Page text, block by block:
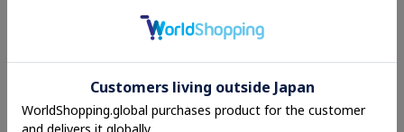
evelyn
オリジナルフラワーフリルワンピース
evelyn